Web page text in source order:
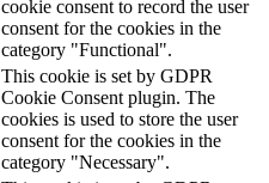
cookie consent to record the user
consent for the cookies in the
category "Functional".
This cookie is set by GDPR
Cookie Consent plugin. The
cookies is used to store the user
consent for the cookies in the
category "Necessary".